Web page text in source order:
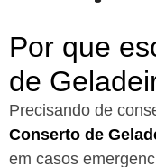
Por que
de
Precisando de
Conserto de
em casos